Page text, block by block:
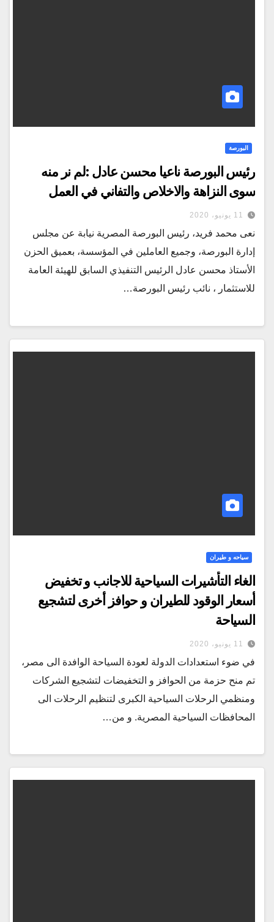
البورصة
رئيس البورصة ناعيا محسن عادل :لم نر منه
سوى النزاهة والاخلاص والتفاني في العمل
11 يونيو، 2020
نعى محمد فريد، رئيس البورصة المصرية نيابة عن مجلس
إدارة البورصة، وجميع العاملين في المؤسسة، بعميق الحزن
الأستاذ محسن عادل الرئيس التنفيذي السابق للهيئة العامة
للاستثمار ، نائب رئيس البورصة…
سياحه و طيران
الغاء التأشيرات السياحية للاجانب و تخفيض
أسعار الوقود للطيران و حوافز أخرى لتشجيع
السياحة
11 يونيو، 2020
في ضوء استعدادات الدولة لعودة السياحة الوافدة الى مصر،
تم منح حزمة من الحوافز و التخفيضات لتشجيع الشركات
ومنظمي الرحلات السياحية الكبرى لتنظيم الرحلات الى
المحافظات السياحية المصرية. و من…